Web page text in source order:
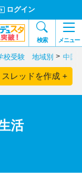
ログイン
検索 メニュー
校受験 地域別 中国
スレッドを作成 +
活